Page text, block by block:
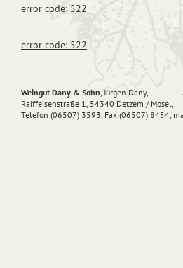
error code: 522
error code: 522
Weingut Dany & Sohn, Jürgen Dany,
Raiffeisenstraße 1, 54340 Detzem / Mosel,
Telefon (06507) 3593, Fax (06507) 8454,